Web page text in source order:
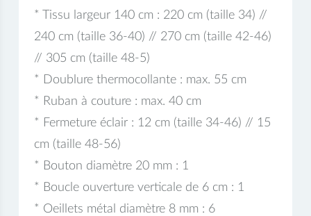
* Tissu largeur 140 cm : 220 cm (taille 34) //
240 cm (taille 36-40) // 270 cm (taille 42-46)
// 305 cm (taille 48-5)
* Doublure thermocollante : max. 55 cm
* Ruban à couture : max. 40 cm
* Fermeture éclair : 12 cm (taille 34-46) // 15
cm (taille 48-56)
* Bouton diamètre 20 mm : 1
* Boucle ouverture verticale de 6 cm : 1
* Oeillets métal diamètre 8 mm : 6